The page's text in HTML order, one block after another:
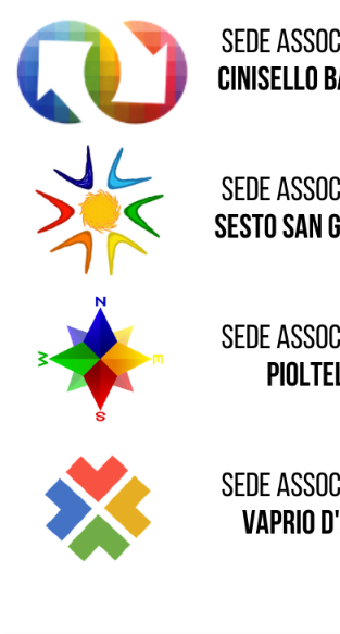
Sede di Sesto San Giovanni
Sede di Pioltello
Sede di Vaprio D'Adda